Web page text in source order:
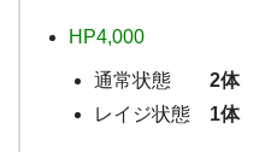
HP4,000
通常状態 2体
レイジ状態 1体